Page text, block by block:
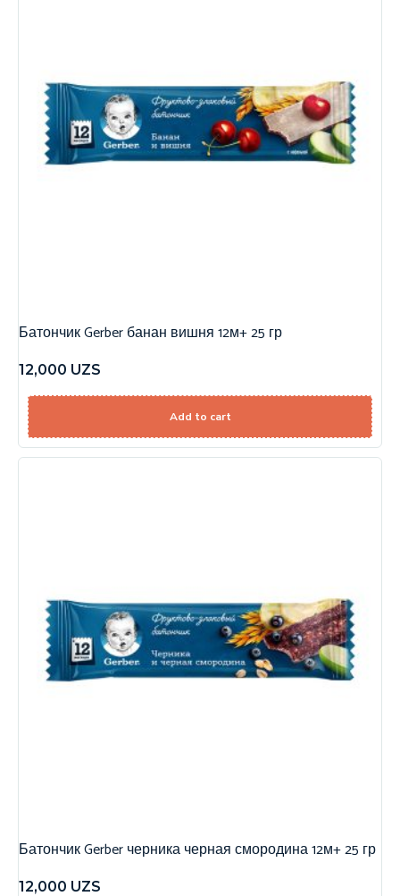
Батончик Gerber банан вишня 12м+ 25 гр
12,000 UZS
Add to cart
Батончик Gerber черника черная смородина 12м+ 25 гр
12,000 UZS